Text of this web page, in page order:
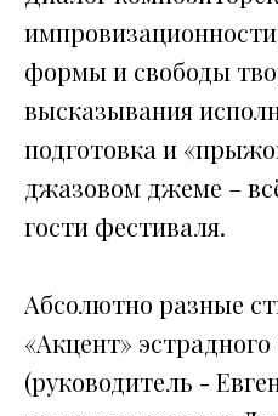
формы и свободы
высказывания
подготовка и
джазовом джеме –
гости фестиваля.
Абсолютно разные
«Акцент»
(руководитель -